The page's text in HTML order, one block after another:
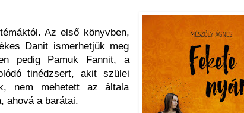
Az első könyvben,
Danit ismerhetjük meg
pedig Pamuk Fannit, a
tinédzsert, akit szülei
nem mehetett az általa
ahová a barátai.